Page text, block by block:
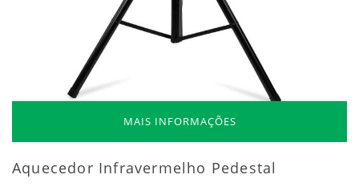
MAIS INFORMAÇÕES
Aquecedor Infravermelho Pedestal